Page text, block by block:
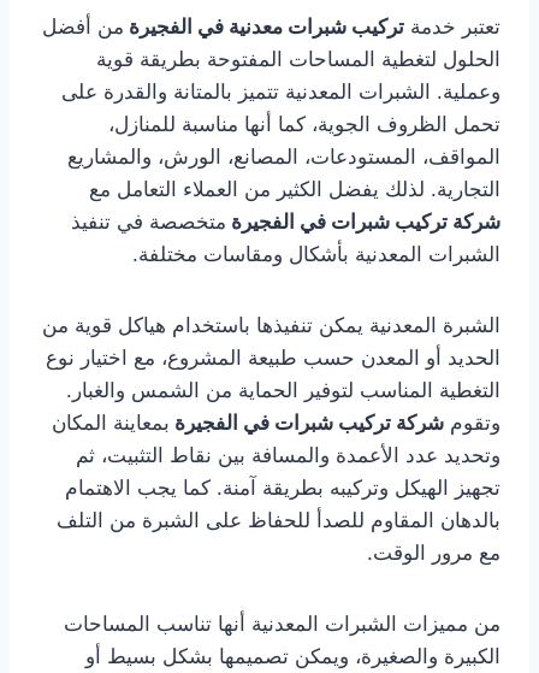
تعتبر خدمة تركيب شبرات معدنية في الفجيرة من أفضل
الحلول لتغطية المساحات المفتوحة بطريقة قوية
وعملية. الشبرات المعدنية تتميز بالمتانة والقدرة على
تحمل الظروف الجوية، كما أنها مناسبة للمنازل،
المواقف، المستودعات، المصانع، الورش، والمشاريع
التجارية. لذلك يفضل الكثير من العملاء التعامل مع
شركة تركيب شبرات في الفجيرة متخصصة في تنفيذ
الشبرات المعدنية بأشكال ومقاسات مختلفة.
الشبرة المعدنية يمكن تنفيذها باستخدام هياكل قوية من
الحديد أو المعدن حسب طبيعة المشروع، مع اختيار نوع
التغطية المناسب لتوفير الحماية من الشمس والغبار.
وتقوم شركة تركيب شبرات في الفجيرة بمعاينة المكان
وتحديد عدد الأعمدة والمسافة بين نقاط التثبيت، ثم
تجهيز الهيكل وتركيبه بطريقة آمنة. كما يجب الاهتمام
بالدهان المقاوم للصدأ للحفاظ على الشبرة من التلف
مع مرور الوقت.
من مميزات الشبرات المعدنية أنها تناسب المساحات
الكبيرة والصغيرة، ويمكن تصميمها بشكل بسيط أو